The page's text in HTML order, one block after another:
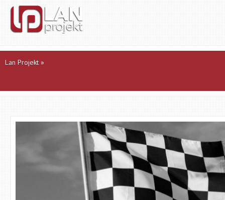
Lan Projekt »